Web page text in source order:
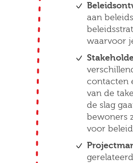
aan
waarvoor
contacten
van de
de slag
bewoners
voor